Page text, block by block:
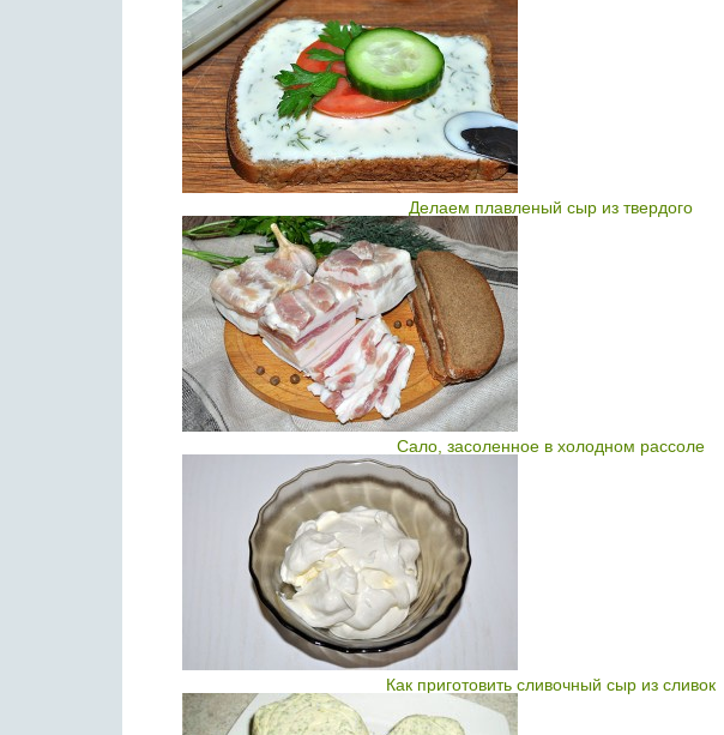
Делаем плавленый сыр из твердого
Сало, засоленное в холодном рассоле
Как приготовить сливочный сыр из сливок